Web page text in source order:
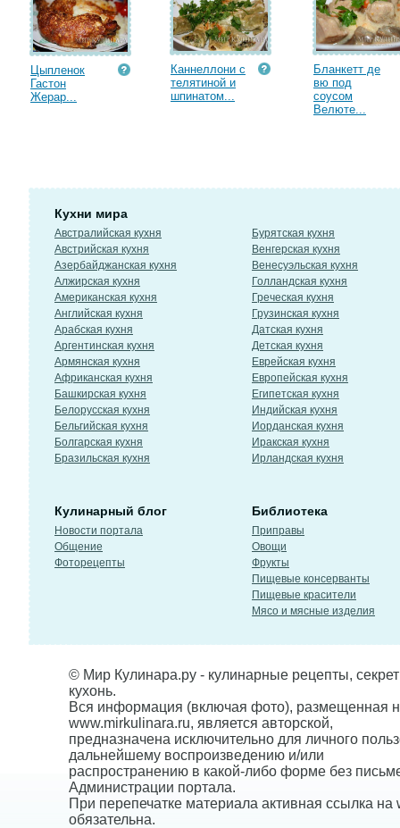
Цыпленок
Гастон
Жерар...
Каннеллони с
телятиной и
шпинатом...
Бланкетт де
вю под
соусом
Велюте...
Кухни мира
Австралийская кухня
Австрийская кухня
Азербайджанская кухня
Алжирская кухня
Американская кухня
Английская кухня
Арабская кухня
Аргентинская кухня
Армянская кухня
Африканская кухня
Башкирская кухня
Белорусская кухня
Бельгийская кухня
Болгарская кухня
Бразильская кухня
Бурятская кухня
Венгерская кухня
Венесуэльская кухня
Голландская кухня
Греческая кухня
Грузинская кухня
Датская кухня
Детская кухня
Еврейская кухня
Европейская кухня
Египетская кухня
Индийская кухня
Иорданская кухня
Иракская кухня
Ирландская кухня
Кулинарный блог
Новости портала
Общение
Фоторецепты
Библиотека
Приправы
Овощи
Фрукты
Пищевые консерванты
Пищевые красители
Мясо и мясные изделия
© Мир Кулинара.ру - кулинарные рецепты,
кухонь.
Вся информация (включая фото), размещенная
www.mirkulinara.ru, является авторской,
предназначена исключительно для личного
дальнейшему воспроизведению и/или
распространению в какой-либо форме без
Администрации портала.
При перепечатке материала активная ссылка на
обязательна.